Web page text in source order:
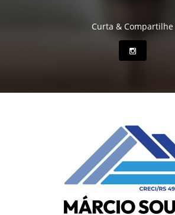
Curta & Compartilhe